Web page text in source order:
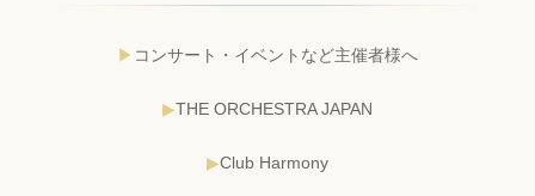
コンサート・イベントなど主催者様へ
THE ORCHESTRA JAPAN
Club Harmony